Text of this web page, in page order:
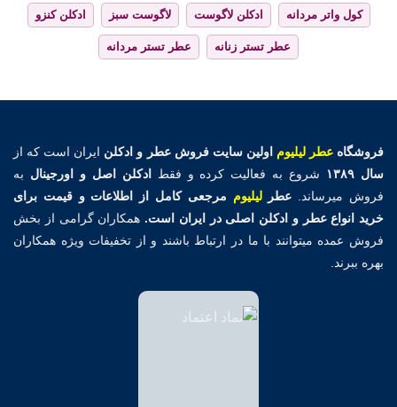
کول واتر مردانه ادکلن لاگوست لاگوست سبز ادکلن کنزو
عطر تستر زنانه عطر تستر مردانه
فروشگاهعطر لیلیوم اولین سایت فروش عطر و ادکلن ایران است که از
سال ۱۳۸۹
شروع به فعالیت کرده و فقط ادکلن اصل و اورجینال به
فروش میرساند. عطرلیلیوم مرجعی کامل از اطلاعات و قیمت برای
خرید انواع عطر و ادکلن اصلی در ایران است. همکاران گرامی از بخش
فروش عمده میتوانند با ما در ارتباط باشند و از تخفیفات ویژه همکاران
بهره ببرند.